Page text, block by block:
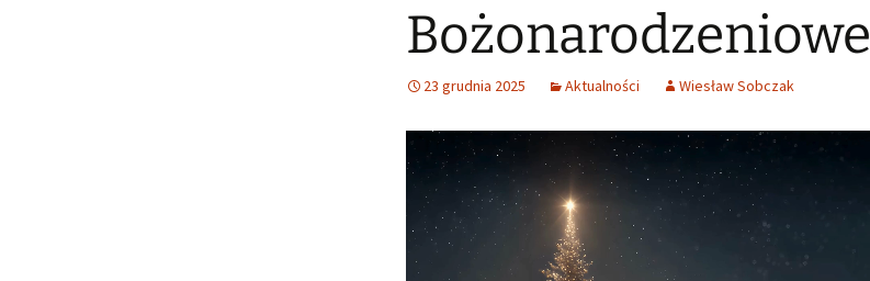
Amatorski teatr im. Fr.
Macioła Skomielna Biała
Młodzieżowa Orkiestra
Dęta OSP Tenczyn
Bożonarodzeniowe
23 grudnia 2025 Aktualności Wiesław Sobczak